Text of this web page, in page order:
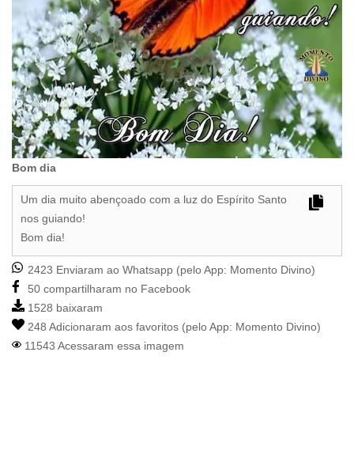
Bom dia
Um dia muito abençoado com a luz do Espírito Santo
nos guiando!
Bom dia!
2423 Enviaram ao Whatsapp (pelo App: Momento Divino)
50 compartilharam no Facebook
1528 baixaram
248 Adicionaram aos favoritos (pelo App: Momento Divino)
11543 Acessaram essa imagem